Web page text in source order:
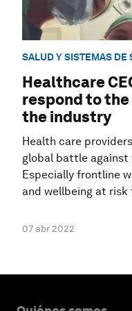
SALUD Y SISTEMAS DE
Healthcare
respond to
the industry
Health care
global battle against
Especially frontline
and wellbeing at risk
07 abr 2022